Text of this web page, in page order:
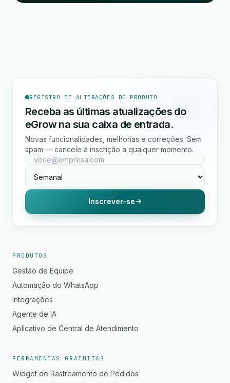
REGISTRO DE ALTERAÇÕES DO PRODUTO
Receba as últimas atualizações do
eGrow na sua caixa de entrada.
Novas funcionalidades, melhorias e correções. Sem
spam — cancele a inscrição a qualquer momento.
Inscrever-se
PRODUTOS
Gestão de Equipe
Automação do WhatsApp
Integrações
Agente de IA
Aplicativo de Central de Atendimento
FERRAMENTAS GRATUITAS
Widget de Rastreamento de Pedidos